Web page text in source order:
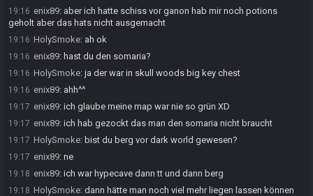
19:16 enix89: aber ich hatte schiss vor ganon hab mir noch potions
geholt aber das hats nicht ausgemacht
19:16 HolySmoke: ah ok
19:16 enix89: hast du den somaria?
19:16 HolySmoke: ja der war in skull woods big key chest
19:16 enix89: ahh^^
19:17 enix89: ich glaube meine map war nie so grün XD
19:17 enix89: ich hab gezockt das man den somaria nicht braucht
19:17 HolySmoke: bist du berg vor dark world gewesen?
19:17 enix89: ne
19:18 enix89: ich war hypecave dann tt und dann berg
19:18 HolySmoke: dann hätte man noch viel mehr liegen lassen können